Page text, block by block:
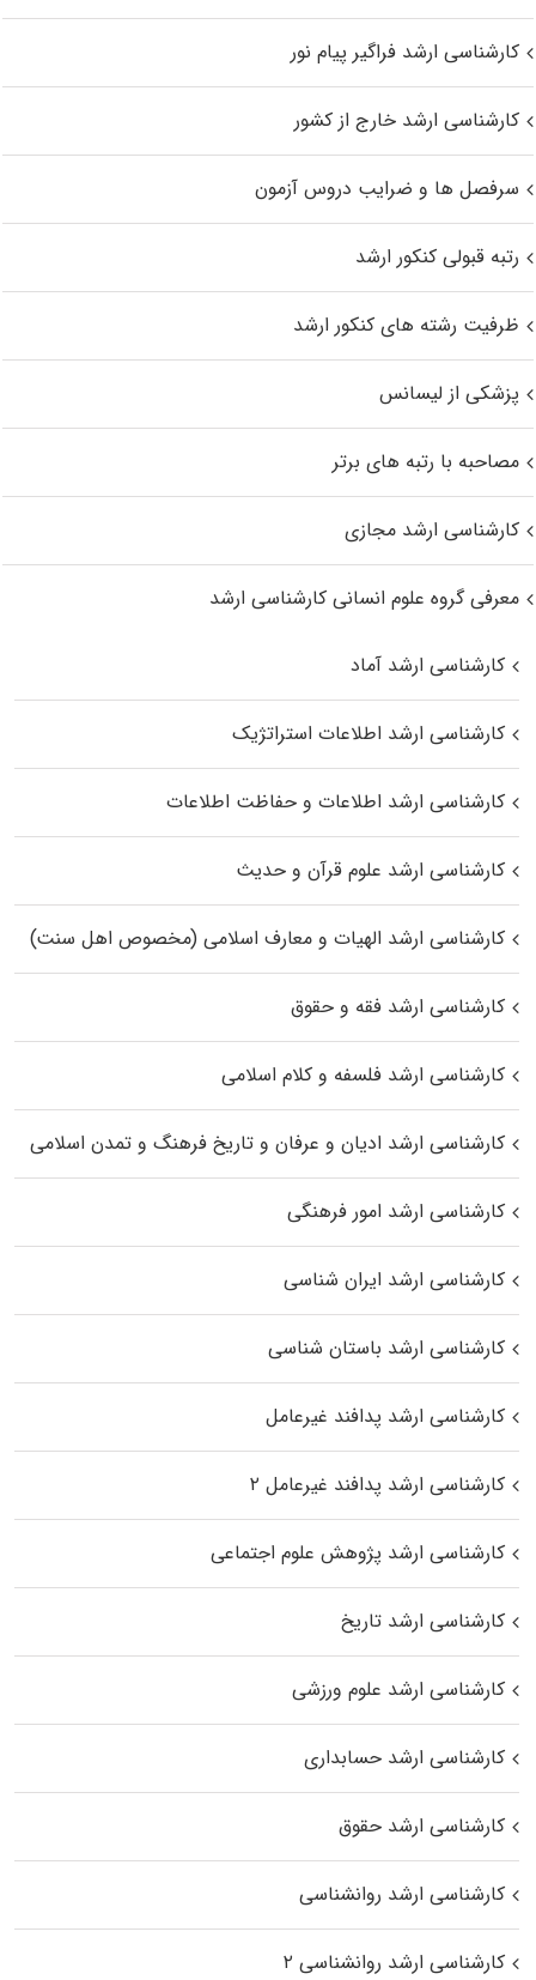
کارشناسی ارشد فراگیر پیام نور
کارشناسی ارشد خارج از کشور
سرفصل ها و ضرایب دروس آزمون
رتبه قبولی کنکور ارشد
ظرفیت رشته های کنکور ارشد
پزشکی از لیسانس
مصاحبه با رتبه های برتر
کارشناسی ارشد مجازی
معرفی گروه علوم انسانی کارشناسی ارشد
کارشناسی ارشد آماد
کارشناسی ارشد اطلاعات استراتژیک
کارشناسی ارشد اطلاعات و حفاظت اطلاعات
کارشناسی ارشد علوم قرآن و حدیث
کارشناسی ارشد الهیات و معارف اسلامی (مخصوص اهل سنت)
کارشناسی ارشد فقه و حقوق
کارشناسی ارشد فلسفه و کلام اسلامی
کارشناسی ارشد ادیان و عرفان و تاریخ فرهنگ و تمدن اسلامی
کارشناسی ارشد امور فرهنگی
کارشناسی ارشد ایران شناسی
کارشناسی ارشد باستان شناسی
کارشناسی ارشد پدافند غیرعامل
کارشناسی ارشد پدافند غیرعامل ۲
کارشناسی ارشد پژوهش علوم اجتماعی
کارشناسی ارشد تاریخ
کارشناسی ارشد علوم ورزشی
کارشناسی ارشد حسابداری
کارشناسی ارشد حقوق
کارشناسی ارشد روانشناسی
کارشناسی ارشد روانشناسی ۲